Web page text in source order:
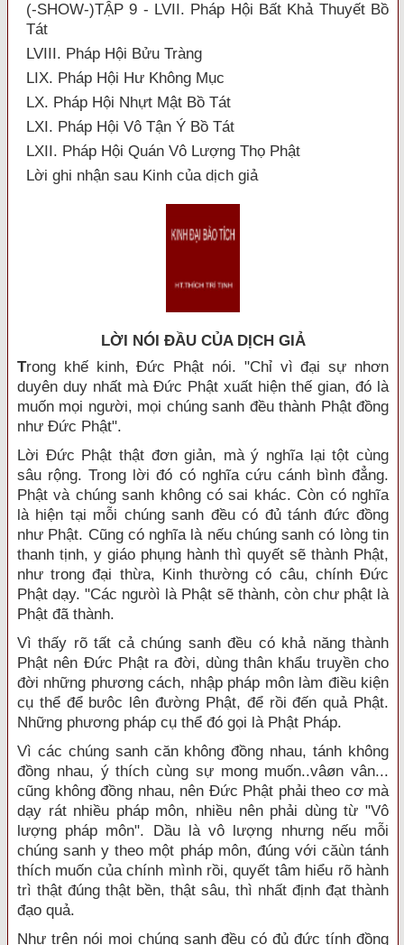
(-SHOW-)TẬP 9 - LVII. Pháp Hội Bất Khả Thuyết Bồ
Tát
LVIII. Pháp Hội Bửu Tràng
LIX. Pháp Hội Hư Không Mục
LX. Pháp Hội Nhựt Mật Bồ Tát
LXI. Pháp Hội Vô Tận Ý Bồ Tát
LXII. Pháp Hội Quán Vô Lượng Thọ Phật
Lời ghi nhận sau Kinh của dịch giả
LỜI NÓI ÐẦU CỦA DỊCH GIẢ
Trong khế kinh, Đức Phật nói. "Chỉ vì đại sự nhơn
duyên duy nhất mà Đức Phật xuất hiện thế gian, đó là
muốn mọi người, mọi chúng sanh đều thành Phật đồng
như Đức Phật".
Lời Đức Phật thật đơn giản, mà ý nghĩa lại tột cùng
sâu rộng. Trong lời đó có nghĩa cứu cánh bình đẳng.
Phật và chúng sanh không có sai khác. Còn có nghĩa
là hiện tại mỗi chúng sanh đều có đủ tánh đức đồng
như Phật. Cũng có nghĩa là nếu chúng sanh có lòng tin
thanh tịnh, y giáo phụng hành thì quyết sẽ thành Phật,
như trong đại thừa, Kinh thường có câu, chính Đức
Phật dạy. "Các ngưòì là Phật sẽ thành, còn chư phật là
Phật đã thành.
Vì thấy rõ tất cả chúng sanh đều có khả năng thành
Phật nên Đức Phật ra đời, dùng thân khẩu truyền cho
đời những phương cách, nhập pháp môn làm điều kiện
cụ thể để bưôc lên đường Phật, để rồi đến quả Phật.
Những phương pháp cụ thể đó gọi là Phật Pháp.
Vì các chúng sanh căn không đồng nhau, tánh không
đồng nhau, ý thích cùng sự mong muốn..vâøn vân...
cũng không đồng nhau, nên Đức Phật phải theo cơ mà
dạy rát nhiều pháp môn, nhiều nên phải dùng từ "Vô
lượng pháp môn". Dầu là vô lượng nhưng nếu mỗi
chúng sanh y theo một pháp môn, đúng với căùn tánh
thích muốn của chính mình rồi, quyết tâm hiểu rõ hành
trì thật đúng thật bền, thật sâu, thì nhất định đạt thành
đạo quả.
Như trên nói mọi chúng sanh đều có đủ đức tính đồng